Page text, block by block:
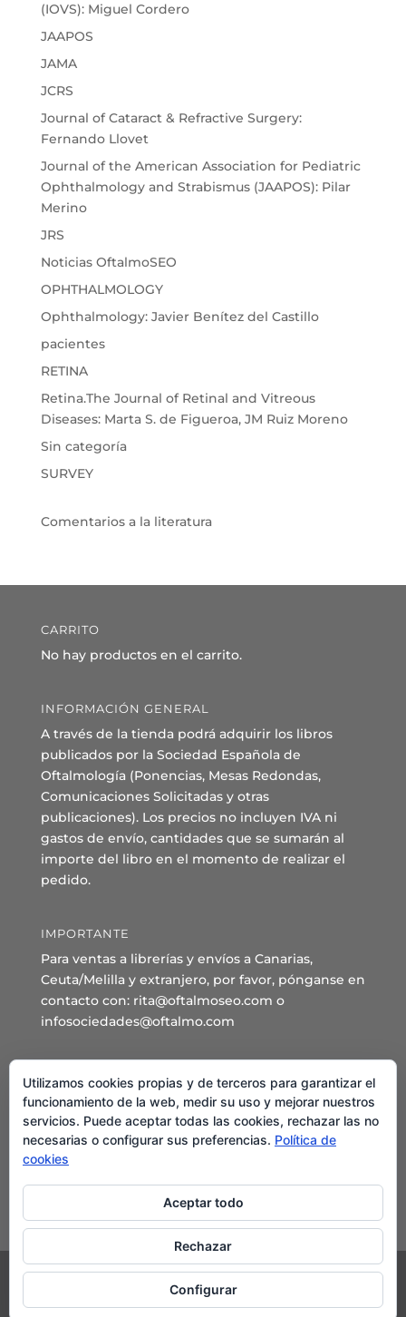
(IOVS): Miguel Cordero
JAAPOS
JAMA
JCRS
Journal of Cataract & Refractive Surgery:
Fernando Llovet
Journal of the American Association for Pediatric
Ophthalmology and Strabismus (JAAPOS): Pilar
Merino
JRS
Noticias OftalmoSEO
OPHTHALMOLOGY
Ophthalmology: Javier Benítez del Castillo
pacientes
RETINA
Retina.The Journal of Retinal and Vitreous
Diseases: Marta S. de Figueroa, JM Ruiz Moreno
Sin categoría
SURVEY
Comentarios a la literatura
CARRITO
No hay productos en el carrito.
INFORMACIÓN GENERAL
A través de la tienda podrá adquirir los libros
publicados por la Sociedad Española de
Oftalmología (Ponencias, Mesas Redondas,
Comunicaciones Solicitadas y otras
publicaciones). Los precios no incluyen IVA ni
gastos de envío, cantidades que se sumarán al
importe del libro en el momento de realizar el
pedido.
IMPORTANTE
Para ventas a librerías y envíos a Canarias,
Ceuta/Melilla y extranjero, por favor, pónganse en
contacto con: rita@oftalmoseo.com o
infosociedades@oftalmo.com
Sede Administrativa y Secretaría General
C/ Arcipreste de Hita 14 – 1º Derecha.
28015 – Madrid
Teléfono: 91 544 80 35 - 91 544 58 79
Mail:
©2024 Sociedad Española de Oftalmología
Utilizamos cookies propias y de terceros para garantizar el
funcionamiento de la web, medir su uso y mejorar nuestros
servicios. Puede aceptar todas las cookies, rechazar las no
necesarias o configurar sus preferencias. Política de
cookies
Aceptar todo
Rechazar
Configurar